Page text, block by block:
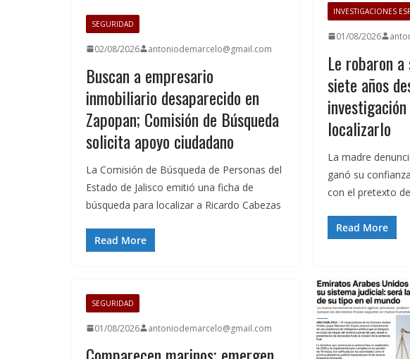
SEGURIDAD
02/08/2026 antoniodemarcelo@gmail.com
Buscan a empresario
inmobiliario desaparecido en
Zapopan; Comisión de Búsqueda
solicita apoyo ciudadano
La Comisión de Búsqueda de Personas del
Estado de Jalisco emitió una ficha de
búsqueda para localizar a Ricardo Cabezas
Read More
INVESTIGACIONES
01/08/2026
Le robaron
siete años
localizarlo
La madre
ganó su
con el pretexto de
Read More
SEGURIDAD
01/08/2026 antoniodemarcelo@gmail.com